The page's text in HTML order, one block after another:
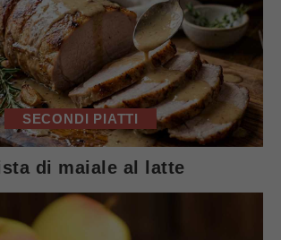
SECONDI PIATTI
di maiale al latte